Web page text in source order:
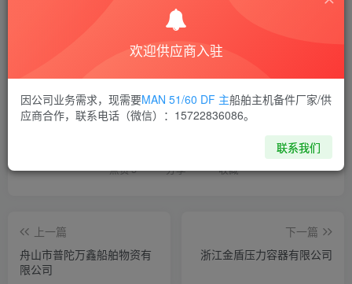
THE END
浙江
喜欢就支持一下吧
点赞5 分享 收藏
上一篇
舟山市普陀万鑫船舶物资有
限公司
下一篇
浙江金盾压力容器有限公司
欢迎供应商入驻
因公司业务需求，现需要MAN 51/60 DF 主船舶主机备件厂家/供
应商合作，联系电话（微信）：15722836086。
联系我们